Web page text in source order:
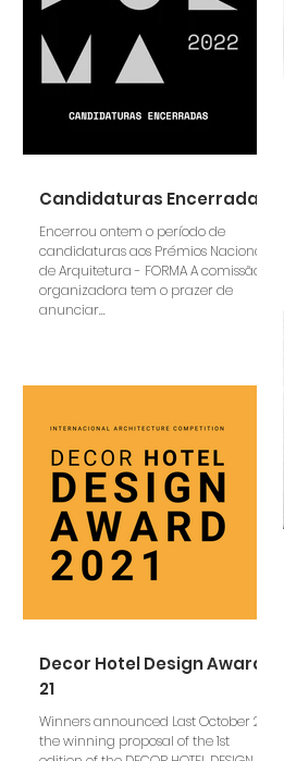
Candidaturas Encerradas
Encerrou ontem o período de
candidaturas aos Prémios Nacionais
de Arquitetura - FORMA A comissão
organizadora tem o prazer de
anunciar...
Decor Hotel Design Award
21
Winners announced Last October 23,
the winning proposal of the 1st